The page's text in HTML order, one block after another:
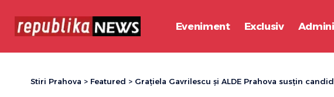
Eveniment Exclusiv
Stiri Prahova > Featured > Grațiela Gavrilescu și ALDE Prahova susțin candidatura lui